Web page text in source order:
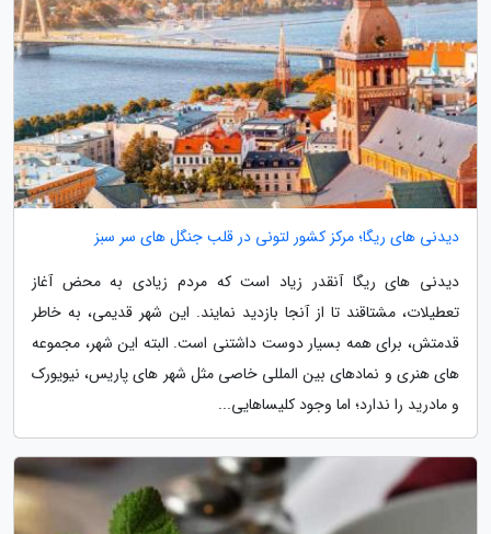
دیدنی های ریگا؛ مرکز کشور لتونی در قلب جنگل های سر سبز
دیدنی های ریگا آنقدر زیاد است که مردم زیادی به محض آغاز
تعطیلات، مشتاقند تا از آنجا بازدید نمایند. این شهر قدیمی، به خاطر
قدمتش، برای همه بسیار دوست داشتنی است. البته این شهر، مجموعه
های هنری و نمادهای بین المللی خاصی مثل شهر های پاریس، نیویورک
و مادرید را ندارد؛ اما وجود کلیساهایی...